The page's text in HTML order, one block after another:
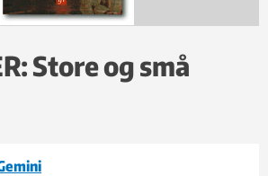
Store og små